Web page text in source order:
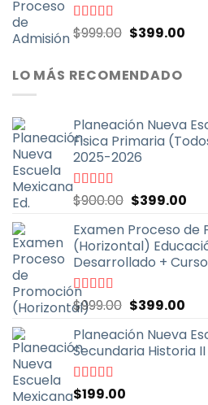
Valorado
con
$999.00 El
original
era:
$399.00El
LO MÁS RECOMENDADO
Planeación Nueva
Fisica Primaria
2025-2026
Valorado
con
5
$900.00 El
original
era:
$900.00.
$399.00El
es:
Examen Proceso de
(Horizontal)
Desarrollado +
Valorado
con
5
$999.00 El
original
era:
$399.00El
es:
Planeación Nueva
Secundaria Historia
Valorado
$199.00